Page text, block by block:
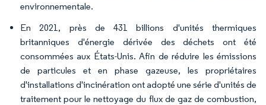
environnementale.
En 2021, près de 431 billions d'unités thermiques
britanniques d'énergie dérivée des déchets ont été
consommées aux États-Unis. Afin de réduire les émissions
de particules et en phase gazeuse, les propriétaires
d'installations d'incinération ont adopté une série d'unités de
traitement pour le nettoyage du flux de gaz de combustion,